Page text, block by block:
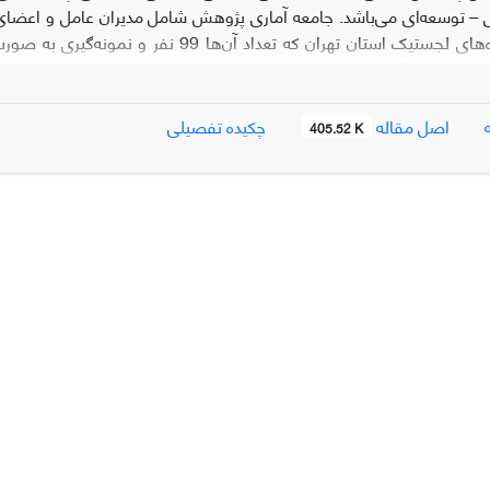
– توسعه‌ای می‌باشد. جامعه آماری پژوهش شامل مدیران عامل و
مختلف دهکده‌های لجستیک استان تهران
و تأثیر بسیار زیاد» برای مقوله تأثیر محرک‌های محیطی بر اجرای
مدل از برازش خوبی برخوردار می‌باشد.
اصل مقاله 405.52 K چکیده تفصیلی